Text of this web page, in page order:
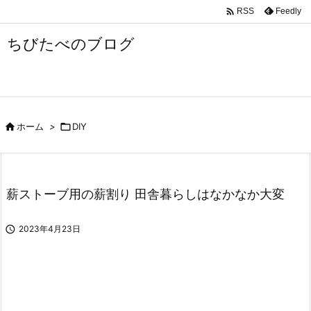
ちびたべのブログ

メニュ
前へ

 RSS Feedly
ホーム > DIY
薪ストーブ用の薪割り 田舎暮らしはなかなか大変
 2023年4月23日